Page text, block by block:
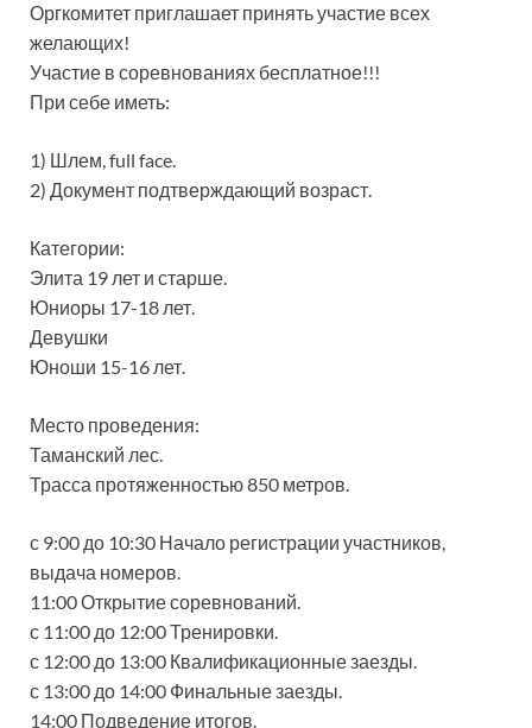
Оргкомитет приглашает принять участие всех
желающих!
Участие в соревнованиях бесплатное!!!
При себе иметь:
1) Шлем, full face.
2) Документ подтверждающий возраст.
Категории:
Элита 19 лет и старше.
Юниоры 17-18 лет.
Девушки
Юноши 15-16 лет.
Место проведения:
Таманский лес.
Трасса протяженностью 850 метров.
с 9:00 до 10:30 Начало регистрации участников,
выдача номеров.
11:00 Открытие соревнований.
с 11:00 до 12:00 Тренировки.
с 12:00 до 13:00 Квалификационные заезды.
с 13:00 до 14:00 Финальные заезды.
14:00 Подведение итогов.